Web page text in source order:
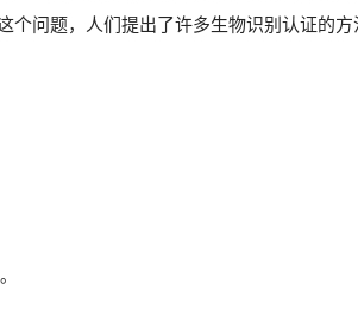
问题，人们提出了许多生物识别认证的方